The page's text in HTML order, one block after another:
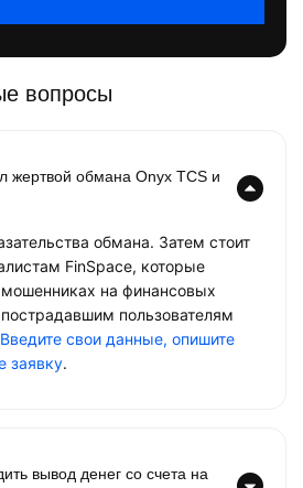
вопросы
жертвой обмана Onyx TCS и
обмана. Затем стоит
FinSpace, которые
на финансовых
пользователям
Введите свои данные, опишите
заявку.
вывод денег со счета на